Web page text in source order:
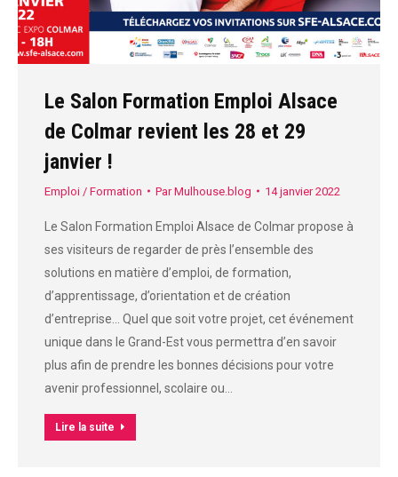
Le Salon Formation Emploi Alsace
de Colmar revient les 28 et 29
janvier !
Emploi / Formation ParMulhouse.blog 14 janvier 2022
Le Salon Formation Emploi Alsace de Colmar propose à
ses visiteurs de regarder de près l’ensemble des
solutions en matière d’emploi, de formation,
d’apprentissage, d’orientation et de création
d’entreprise… Quel que soit votre projet, cet événement
unique dans le Grand-Est vous permettra d’en savoir
plus afin de prendre les bonnes décisions pour votre
avenir professionnel, scolaire ou…
Lire la suite